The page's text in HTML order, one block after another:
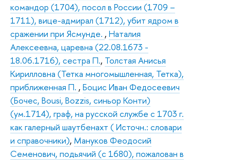
командор (1704), посол в России (1709 –
1711), вице-адмирал (1712), убит ядром в
сражении при Ясмунде. , Наталия
Алексеевна, царевна (22.08.1673 -
18.06.1716), сестра П., Толстая Анисья
Кирилловна (Тетка многомышленная, Тетка),
приближенная П. , Боцис Иван Федосеевич
(Бочес, Bousi, Bozzis, синьор Конти)
(ум.1714), граф, на русской службе с 1703 г.
как галерный шаутбенахт ( Источн.: словари
и справочники), Мануков Феодосий
Семенович, подьячий (с 1680), пожалован в